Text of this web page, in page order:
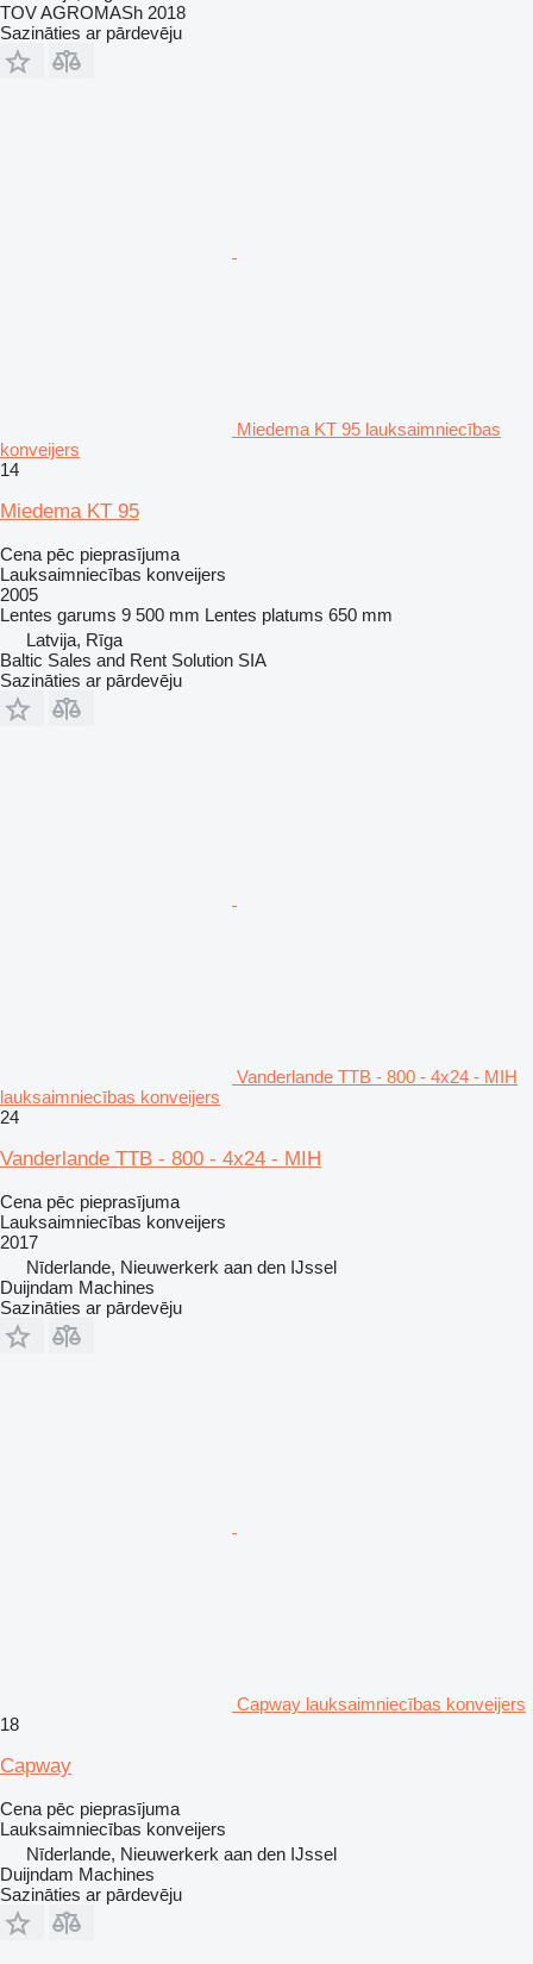
TOV AGROMASh 2018
Sazināties ar pārdevēju
Miedema KT 95 lauksaimniecības
konveijers
14
Miedema KT 95
Cena pēc pieprasījuma
Lauksaimniecības konveijers
2005
Lentes garums 9 500 mm Lentes platums 650 mm
Latvija, Rīga
Baltic Sales and Rent Solution SIA
Sazināties ar pārdevēju
Vanderlande TTB - 800 - 4x24 - MIH
lauksaimniecības konveijers
24
Vanderlande TTB - 800 - 4x24 - MIH
Cena pēc pieprasījuma
Lauksaimniecības konveijers
2017
Nīderlande, Nieuwerkerk aan den IJssel
Duijndam Machines
Sazināties ar pārdevēju
Capway lauksaimniecības konveijers
18
Capway
Cena pēc pieprasījuma
Lauksaimniecības konveijers
Nīderlande, Nieuwerkerk aan den IJssel
Duijndam Machines
Sazināties ar pārdevēju